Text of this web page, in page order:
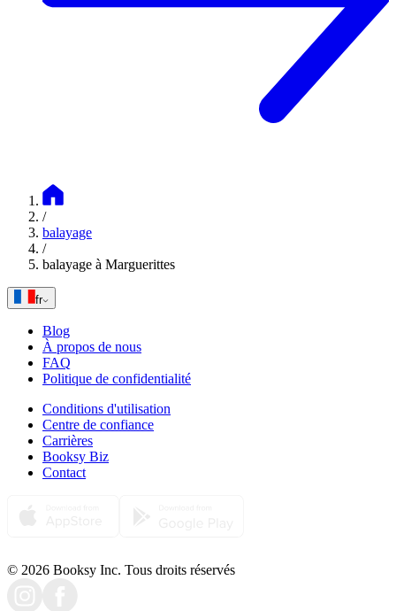
/
balayage
/
balayage à Marguerittes
fr
Blog
À propos de nous
FAQ
Politique de confidentialité
Conditions d'utilisation
Centre de confiance
Carrières
Booksy Biz
Contact
© 2026 Booksy Inc. Tous droits réservés